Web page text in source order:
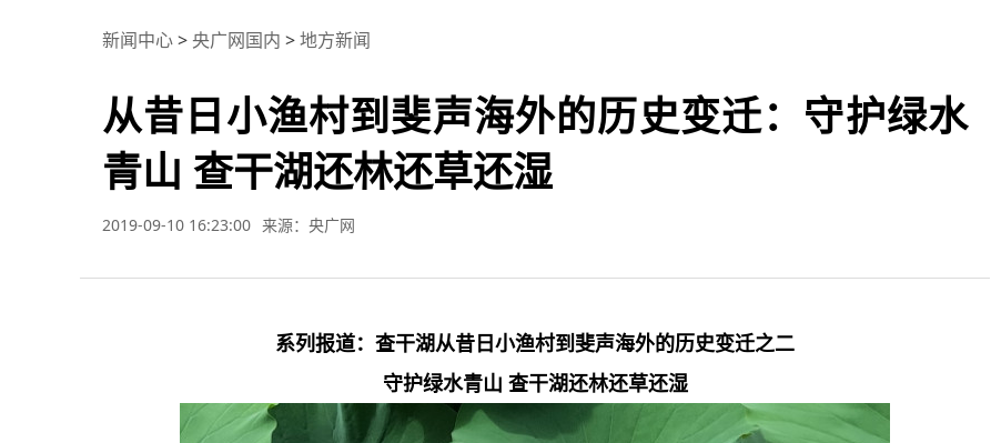
新闻中心>央广网国内 >地方新闻
从昔日小渔村到斐声海外的历史变迁：守护绿水
青山 查干湖还林还草还湿
2019-09-10 16:23:00 来源：央广网
系列报道：查干湖从昔日小渔村到斐声海外的历史变迁之二
守护绿水青山 查干湖还林还草还湿